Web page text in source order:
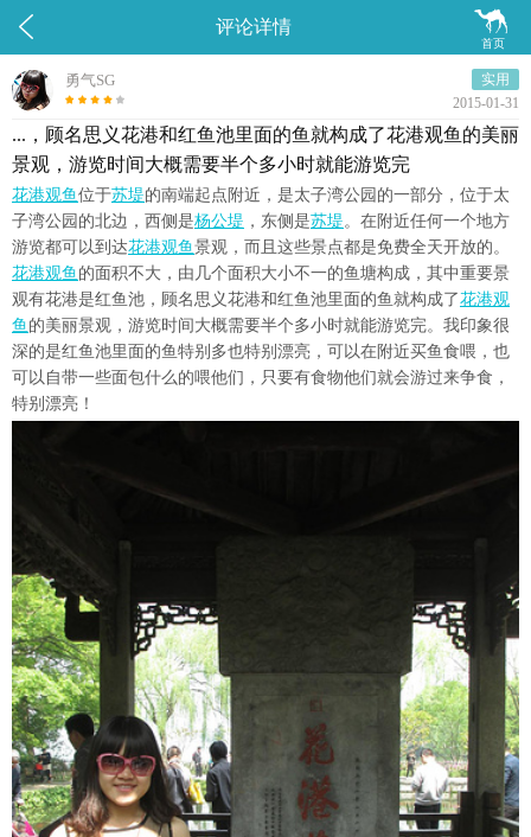
 
首页
评论详情
勇气SG
实用
2015-01-31
...，顾名思义花港和红鱼池里面的鱼就构成了花港观鱼的美丽
景观，游览时间大概需要半个多小时就能游览完
花港观鱼位于苏堤的南端起点附近，是太子湾公园的一部分，位于太
子湾公园的北边，西侧是杨公堤 ，东侧是苏堤。在附近任何一个地方
游览都可以到达花港观鱼景观，而且这些景点都是免费全天开放的。
花港观鱼 的面积不大，由几个面积大小不一的鱼塘构成，其中重要景
观有花港是红鱼池，顾名思义花港和红鱼池里面的鱼就构成了花港观
鱼 的美丽景观，游览时间大概需要半个多小时就能游览完。我印象很
深的是红鱼池里面的鱼特别多也特别漂亮，可以在附近买鱼食喂，也
可以自带一些面包什么的喂他们，只要有食物他们就会游过来争食，
特别漂亮！